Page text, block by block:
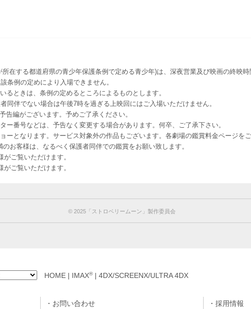
在する都道府県の青少年保護条例で定める青少年)は、深夜営業及び映画の終映
条例の定めにより入場できません。
るときは、条例の定めるところによるものとします。
同伴でない場合は午後7時を過ぎる上映回にはご入場いただけません。
編がございます。予めご了承ください。
ー番号などは、予告なく変更する場合があります。何卒、ご了承下さい。
ーとなります。サービス対象外の作品もございます。各劇場の鑑賞料金ページをご
お客様は、なるべく保護者同伴での鑑賞をお願い致します。
ご覧いただけます。
ご覧いただけます。
© 2025「ストロベリームーン」製作委員会
HOME IMAX®| 4DX/SCREENX/ULTRA 4DX
お問い合わせ 採用情報